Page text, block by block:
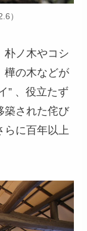
）
朴ノ木やコシ
樺の木などが
” 、役立たず
築された侘び
らに百年以上